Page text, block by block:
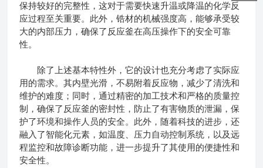
保持较好的完整性，这对于需要快速升温或降温的化学反
应过程至关重要。此外，锆材的机械强度高，能够承受较
大的内部压力，确保了反应釜在高压操作下的安全可靠
性。
除了上述基本特性外，它的设计也充分考虑了实际应
用的需求。其内壁光滑，不易附着反应物，减少了清洗和
维护的难度；同时，通过精密的加工技术和严格的质量控
制，确保了反应釜的密封性，防止了有害物质的泄漏，保
护了环境和操作人员的安全。此外，随着科技的进步，还
融入了智能化元素，如温度、压力自动控制系统，以及远
程监控和故障诊断功能，进一步提升了其使用的便捷性和
安全性。